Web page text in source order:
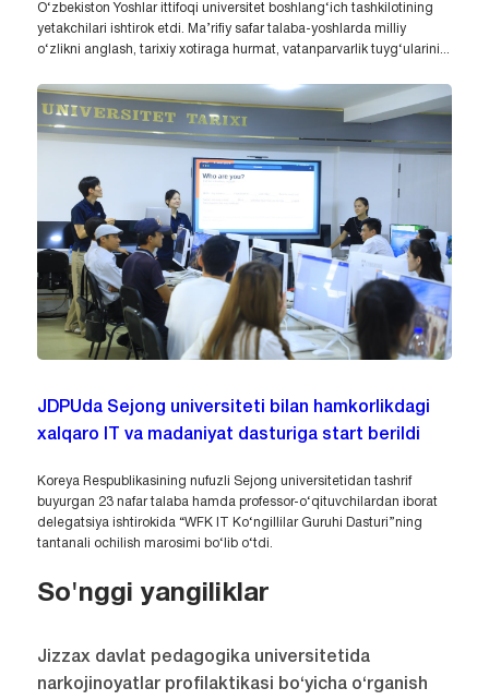
O‘zbekiston Yoshlar ittifoqi universitet boshlang‘ich tashkilotining
yetakchilari ishtirok etdi. Ma’rifiy safar talaba-yoshlarda milliy
o‘zlikni anglash, tarixiy xotiraga hurmat, vatanparvarlik tuyg‘ularini...
JDPUda Sejong universiteti bilan hamkorlikdagi
xalqaro IT va madaniyat dasturiga start berildi
Koreya Respublikasining nufuzli Sejong universitetidan tashrif
buyurgan 23 nafar talaba hamda professor-o‘qituvchilardan iborat
delegatsiya ishtirokida “WFK IT Ko‘ngillilar Guruhi Dasturi”ning
tantanali ochilish marosimi bo‘lib o‘tdi.
So'nggi yangiliklar
Jizzax davlat pedagogika universitetida
narkojinoyatlar profilaktikasi bo‘yicha o‘rganish